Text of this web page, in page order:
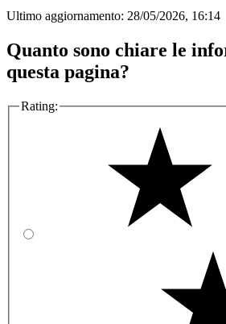
Ultimo aggiornamento: 28/05/2026, 16:14
Quanto sono chiare le
questa pagina?
Rating: